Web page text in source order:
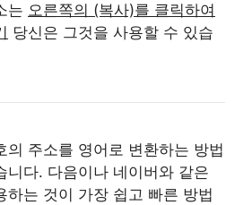
는 오른쪽의 (복사)를 클릭하여
당신은 그것을 사용할 수 있습
의 주소를 영어로 변환하는 방법
니다. 다음이나 네이버와 같은
하는 것이 가장 쉽고 빠른 방법